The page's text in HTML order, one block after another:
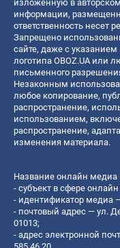
изложенную в
информации,
ответственность несет
Запрещено
сайте, даже с указанием
логотипа OBOZ.UA или
письменного
Незаконным
любое копирование,
распространение,
использованием,
распространение,
изменения материала.
Название онлайн медиа
- субъект в сфере
- идентификатор медиа
- почтовый адрес — ул.
01013;
- адрес электронной